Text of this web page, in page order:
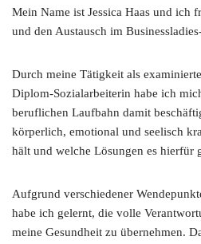
Mein Name ist Jessica Haas und ich
und den Austausch im
Durch meine Tätigkeit als
Diplom-Sozialarbeiterin habe ich
beruflichen Laufbahn damit
körperlich, emotional und seelisch
hält und welche Lösungen es hierfür
Aufgrund verschiedener
habe ich gelernt, die volle
meine Gesundheit zu übernehmen.